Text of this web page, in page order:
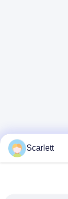
Scarlett